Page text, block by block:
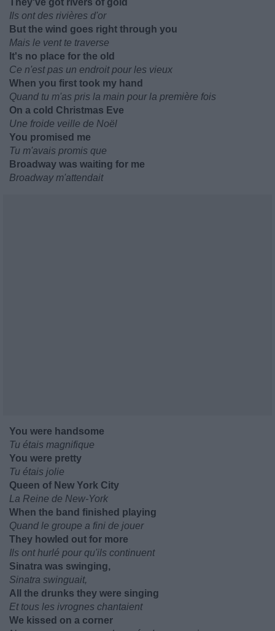
They've got rivers of gold
Ils ont des rivières d'or
But the wind goes right through you
Mais le vent te traverse
It's no place for the old
Ce n'est pas un endroit pour les vieux
When you first took my hand
Quand tu m'as pris la main pour la première fois
On a cold Christmas Eve
Une froide veille de Noël
You promised me
Tu m'avais promis que
Broadway was waiting for me
Broadway m'attendait
You were handsome
Tu étais magnifique
You were pretty
Tu étais jolie
Queen of New York City
La Reine de New-York
When the band finished playing
Quand le groupe a fini de jouer
They howled out for more
Ils ont hurlé pour qu'ils continuent
Sinatra was swinging,
Sinatra swinguait,
All the drunks they were singing
Et tous les ivrognes chantaient
We kissed on a corner